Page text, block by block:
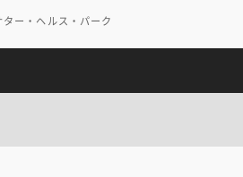
ター・ヘルス・パーク